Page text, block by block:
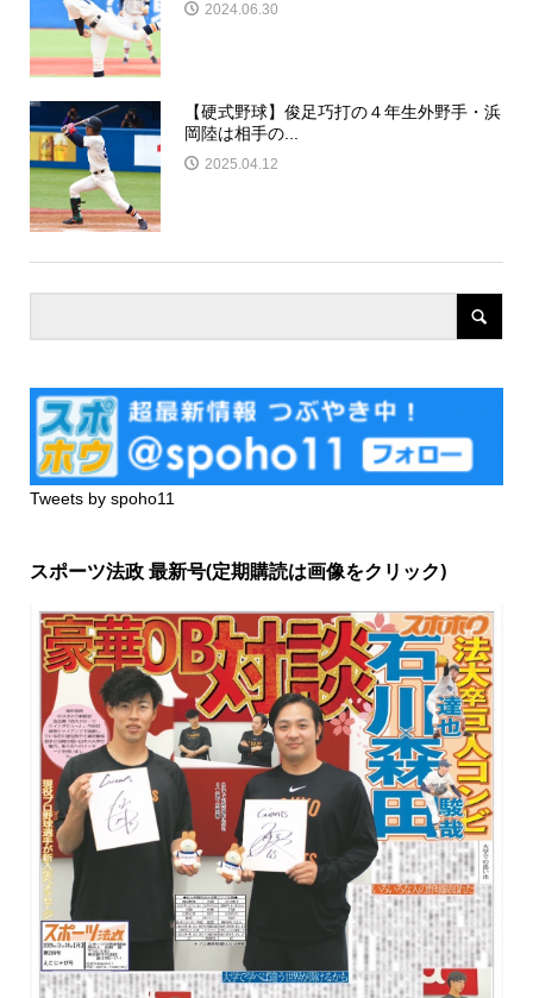
2024.06.30
【硬式野球】俊足巧打の４年生外野手・浜
岡陸は相手の...
2025.04.12
Tweets by spoho11
スポーツ法政 最新号(定期購読は画像をクリック)